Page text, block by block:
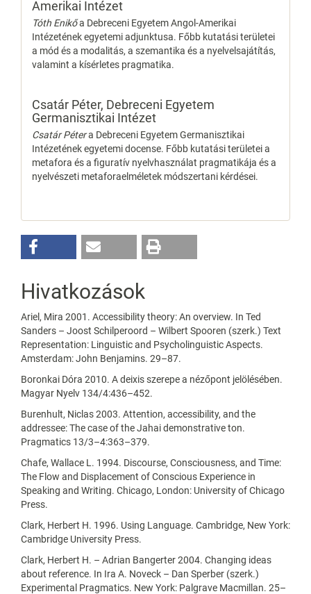
Amerikai Intézet
Tóth Enikőa Debreceni Egyetem Angol-Amerikai
Intézetének egyetemi adjunktusa. Főbb kutatási területei
a mód és a modalitás, a szemantika és a nyelvelsajátítás,
valamint a kísérletes pragmatika.
Csatár Péter, Debreceni Egyetem
Germanisztikai Intézet
Csatár Pétera Debreceni Egyetem Germanisztikai
Intézetének egyetemi docense. Főbb kutatási területei a
metafora és a figuratív nyelvhasználat pragmatikája és a
nyelvészeti metaforaelméletek módszertani kérdései.
Hivatkozások
Ariel, Mira 2001. Accessibility theory: An overview. In Ted
Sanders – Joost Schilperoord – Wilbert Spooren (szerk.) Text
Representation: Linguistic and Psycholinguistic Aspects.
Amsterdam: John Benjamins. 29–87.
Boronkai Dóra 2010. A deixis szerepe a nézőpont jelölésében.
Magyar Nyelv 134/4:436–452.
Burenhult, Niclas 2003. Attention, accessibility, and the
addressee: The case of the Jahai demonstrative ton.
Pragmatics 13/3–4:363–379.
Chafe, Wallace L. 1994. Discourse, Consciousness, and Time:
The Flow and Displacement of Conscious Experience in
Speaking and Writing. Chicago, London: University of Chicago
Press.
Clark, Herbert H. 1996. Using Language. Cambridge, New York:
Cambridge University Press.
Clark, Herbert H. – Adrian Bangerter 2004. Changing ideas
about reference. In Ira A. Noveck – Dan Sperber (szerk.)
Experimental Pragmatics. New York: Palgrave Macmillan. 25–